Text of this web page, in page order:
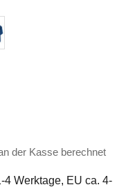
der Kasse berechnet
4 Werktage, EU ca. 4-